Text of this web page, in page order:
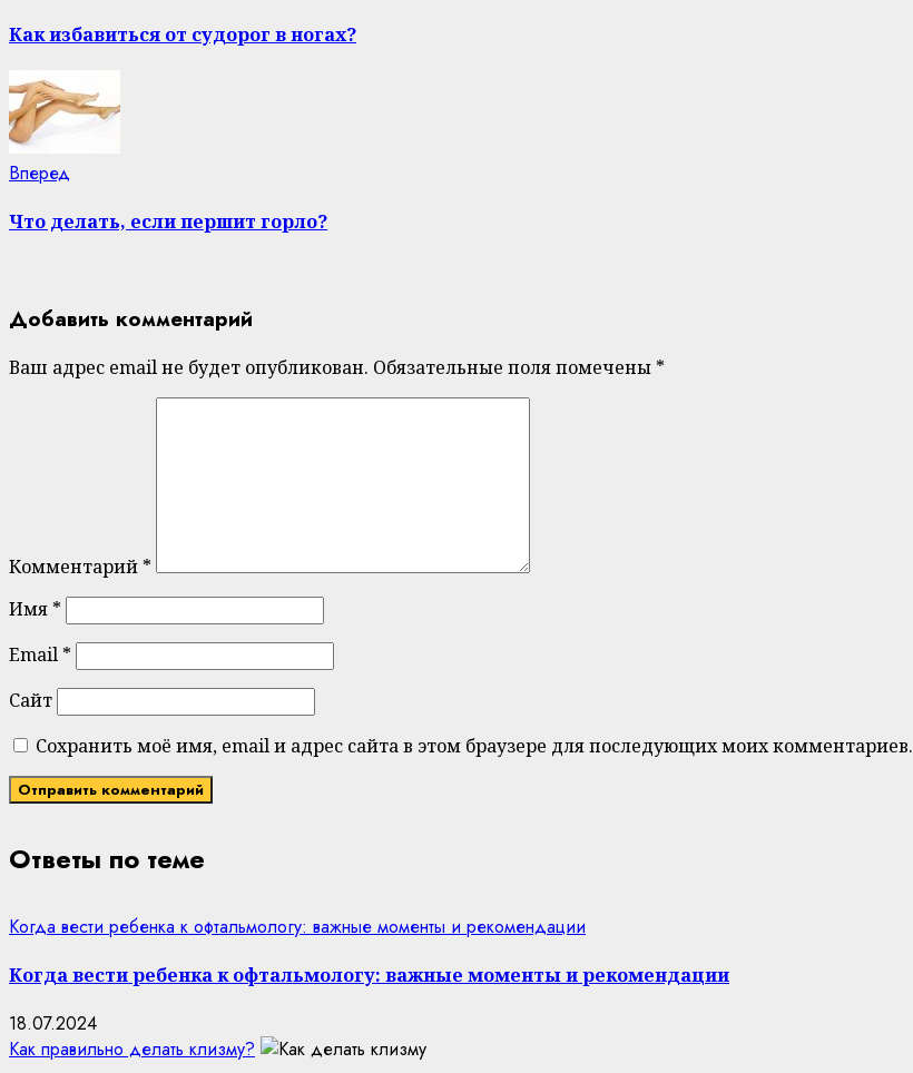
Reading
Как избавиться от судорог в ногах?
Вперед
Что делать, если першит горло?
Добавить комментарий
Ваш адрес email не будет опубликован. Обязательные поля помечены *
Комментарий *
Имя *
Email *
Сайт
Сохранить моё имя, email и адрес сайта в этом браузере для последующих моих комментариев.
Ответы по теме
Когда вести ребенка к офтальмологу: важные моменты и рекомендации
Когда вести ребенка к офтальмологу: важные моменты и рекомендации
18.07.2024
Как правильно делать клизму?